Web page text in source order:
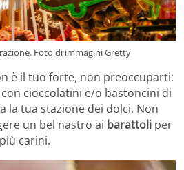
Foto di immagini Gretty
è il tuo forte, non preoccuparti:
con cioccolatini e/o bastoncini di
la tua stazione dei dolci. Non
un bel nastro ai barattoli per
carini.